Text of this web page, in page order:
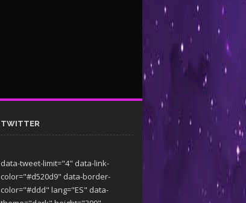
TWITTER
data-tweet-limit="4" data-link-
color="#d520d9" data-border-
color="#ddd" lang="ES" data-